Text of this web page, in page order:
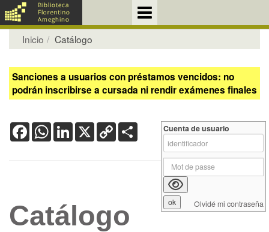
Inicio Catálogo
Sanciones a usuarios con préstamos vencidos: no
podrán inscribirse a cursada ni rendir exámenes finales
FacebookWhatsApp
LinkedIn
X Copy
Link
Catálogo
Cuenta de usuario
Olvidé mi contraseña